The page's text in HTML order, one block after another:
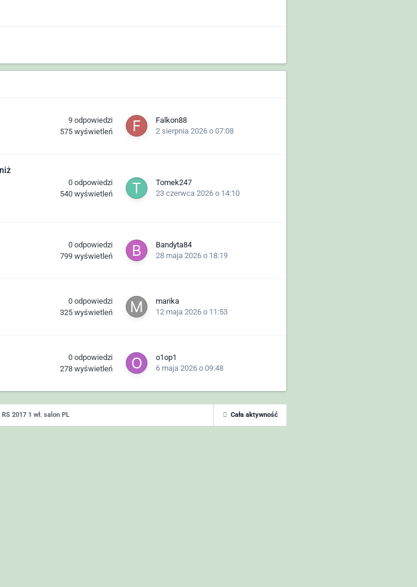
9 odpowiedzi
575 wyświetleń
Falkon88
2 sierpnia 2026 o 07:08
0 odpowiedzi
540 wyświetleń
Tomek247
23 czerwca 2026 o 14:10
0 odpowiedzi
799 wyświetleń
Bandyta84
28 maja 2026 o 18:19
0 odpowiedzi
325 wyświetleń
marika
12 maja 2026 o 11:53
0 odpowiedzi
278 wyświetleń
o1op1
6 maja 2026 o 09:48
Cała aktywność
2017 1 wł. salon PL